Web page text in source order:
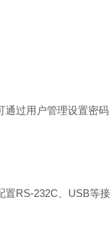
用户管理设置密码
232C、USB等接